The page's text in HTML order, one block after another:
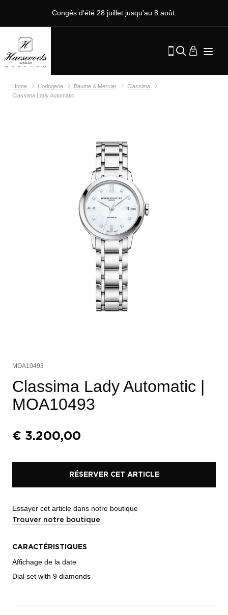
Congés d'été 28 juillet jusqu'au 8 août.
Home Horlogerie Baume & Mercier
Classima
Classima Lady Automatic
MOA10493
Classima Lady Automatic |
MOA10493
€ 3.200,00
RÉSERVER CET ARTICLE
Essayer cet article dans notre boutique
Trouver notre boutique
CARACTÉRISTIQUES
Affichage de la date
Dial set with 9 diamonds